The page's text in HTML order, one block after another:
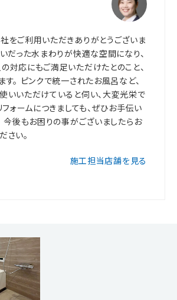
をご利用いただきありがとうございま
だった水まわりが快適な空間になり、
対応にもご満足いただけたとのこと、
す。 ピンクで統一されたお風呂など、
いいただけていると伺い、大変光栄で
フォームにつきましても、ぜひお手伝い
今後もお困りの事がございましたらお
さい。
施工担当店舗を見る